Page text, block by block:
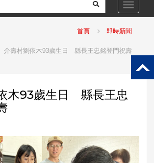
Toggle
首頁 即時新聞
介壽村劉依木93歲生日 縣長王忠銘登門祝壽
木93歲生日 縣長王忠